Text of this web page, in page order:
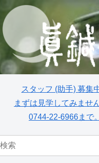
スタッフ (助手) 募集
まずは見学してみませ
0744-22-6966まで。